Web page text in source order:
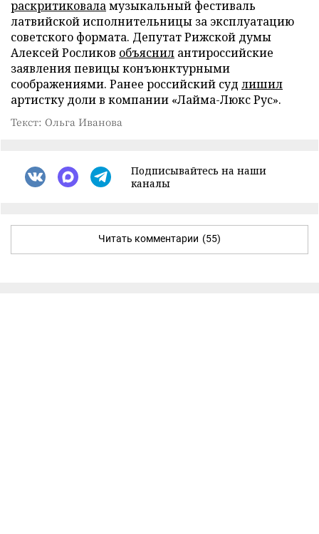
раскритиковаламузыкальный фестиваль
латвийской исполнительницы за эксплуатацию
советского формата. Депутат Рижской думы
Алексей Росликов объяснил антироссийские
заявления певицы конъюнктурными
соображениями. Ранее российский суд лишил
артистку доли в компании «Лайма-Люкс Рус».
Текст: Ольга Иванова
Подписывайтесь на наши
каналы
Читать комментарии (55)